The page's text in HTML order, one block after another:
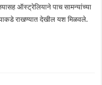
ऑस्ट्रेलियाने पाच सामन्यांच्या
राखण्यात देखील यश मिळवले.